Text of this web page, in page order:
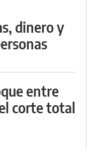
dinero y
entre
corte total